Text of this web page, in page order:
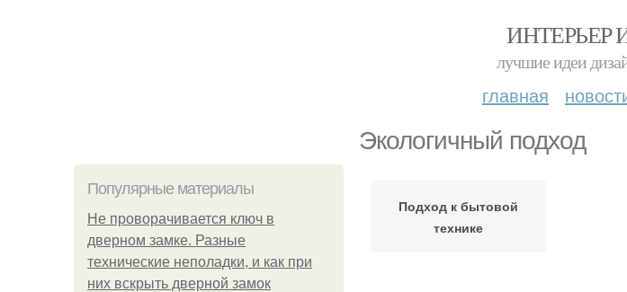
ИНТЕРЬЕР
лучшие идеи
главная
Экологичный подход
Популярные материалы
Не проворачивается ключ в
дверном замке. Разные
технические неполадки, и как при
них вскрыть дверной замок
Подход к бытовой
технике